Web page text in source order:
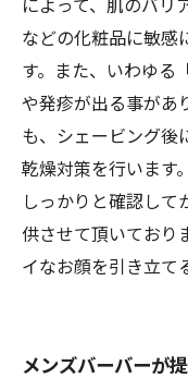
によって、肌のバリ
などの化粧品に敏感
す。また、いわゆる
や発疹が出る事があ
も、シェービング後
乾燥対策を行います
しっかりと確認して
供させて頂いており
イなお顔を引き立て
メンズバーバーが